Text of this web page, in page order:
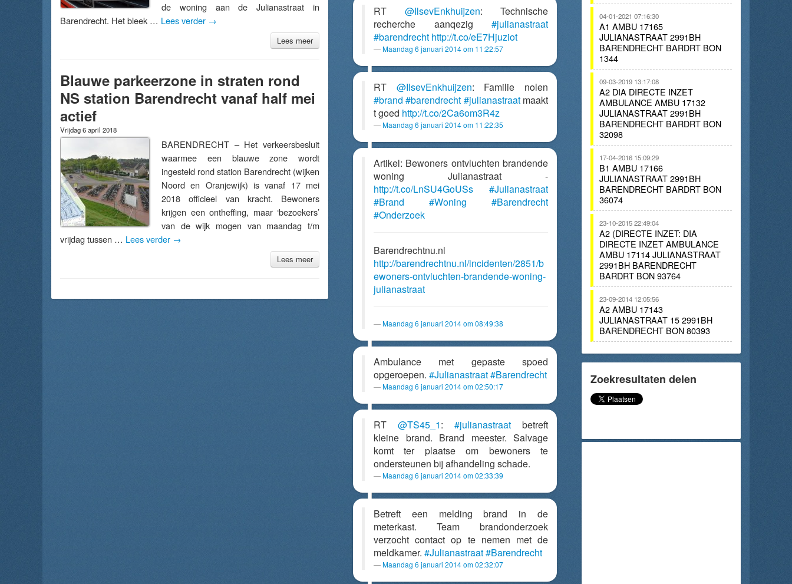
de woning aan de Julianastraat in
Barendrecht. Het bleek … Lees verder →
Lees meer
Blauwe parkeerzone in straten rond
NS station Barendrecht vanaf half mei
actief
Vrijdag 6 april 2018
BARENDRECHT – Het verkeersbesluit
waarmee een blauwe zone wordt
ingesteld rond station Barendrecht (wijken
Noord en Oranjewijk) is vanaf 17 mei
2018 officieel van kracht. Bewoners
krijgen een ontheffing, maar ‘bezoekers’
van de wijk mogen van maandag t/m
vrijdag tussen … Lees verder →
Lees meer
RT @IlsevEnkhuijzen: Technische
recherche aanqezig #julianastraat
#barendrecht http://t.co/eE7Hjuziot
Maandag 6 januari 2014 om 11:22:57
RT @IlsevEnkhuijzen: Familie nolen
#brand #barendrecht #julianastraatmaakt
t goed http://t.co/2Ca6om3R4z
Maandag 6 januari 2014 om 11:22:35
Artikel: Bewoners ontvluchten brandende
woning Julianastraat -
http://t.co/LnSU4GoUSs
#Julianastraat
#Brand
#Woning
#Barendrecht
#Onderzoek
Barendrechtnu.nl
http://barendrechtnu.nl/incidenten/2851/b
ewoners-ontvluchten-brandende-woning-
julianastraat
Maandag 6 januari 2014 om 08:49:38
Ambulance met gepaste spoed
opgeroepen. #Julianastraat#Barendrecht
Maandag 6 januari 2014 om 02:50:17
RT @TS45_1: #julianastraat betreft
kleine brand. Brand meester. Salvage
komt ter plaatse om bewoners te
ondersteunen bij afhandeling schade.
Maandag 6 januari 2014 om 02:33:39
Betreft een melding brand in de
meterkast. Team brandonderzoek
verzocht contact op te nemen met de
meldkamer. #Julianastraat#Barendrecht
Maandag 6 januari 2014 om 02:32:07
04-01-2021 07:16:30
A1 AMBU 17165
JULIANASTRAAT 2991BH
BARENDRECHT BARDRT BON
1344
09-03-2019 13:17:08
A2 DIA DIRECTE INZET
AMBULANCE AMBU 17132
JULIANASTRAAT 2991BH
BARENDRECHT BARDRT BON
32098
17-04-2016 15:09:29
B1 AMBU 17166
JULIANASTRAAT 2991BH
BARENDRECHT BARDRT BON
36074
23-10-2015 22:49:04
A2 (DIRECTE INZET: DIA
DIRECTE INZET AMBULANCE
AMBU 17114 JULIANASTRAAT
2991BH BARENDRECHT
BARDRT BON 93764
23-09-2014 12:05:56
A2 AMBU 17143
JULIANASTRAAT 15 2991BH
BARENDRECHT BON 80393
Zoekresultaten delen